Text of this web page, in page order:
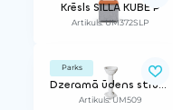
Krēsls SILLA KUBE P
Artikuls: UM372SLP
Parks
Dzeramā ūdens strūklaka FONTI
Artikuls: UM509